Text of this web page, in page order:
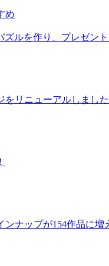
め
ルを作り、プレゼント
をリニューアルしました
ナップが154作品に増